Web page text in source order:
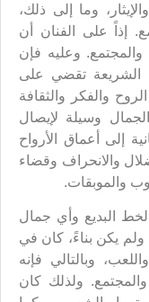
وما إلى ذلك،
إذاً على الفنان أن
والمجتمع. وعليه فإن
الشريعة تقضي على
والفكر والثقافة
وسيلة لإيصال
إلى أعماق الأرواح
والانحراف وقضاء
والموبقات.
البديع وأي جمال
ولم يكن بناءً، كان في
وبالتالي فإنه
ولذلك كان